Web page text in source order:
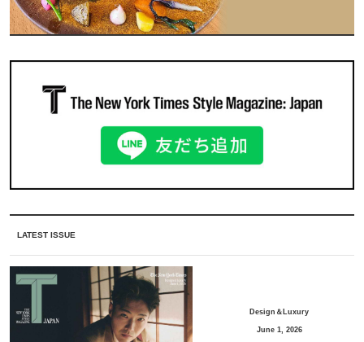
LATEST ISSUE
Design＆Luxury
June 1, 2026